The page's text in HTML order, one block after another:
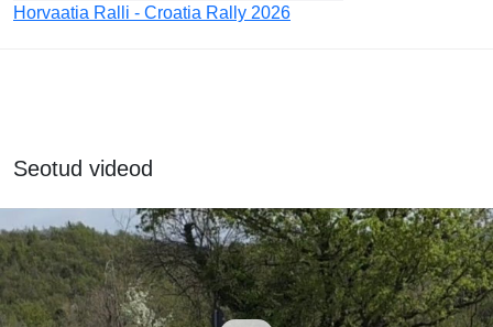
Horvaatia Ralli - Croatia Rally 2026
Seotud videod